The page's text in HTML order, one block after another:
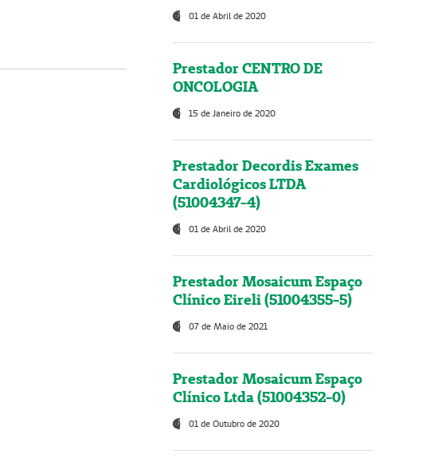
01 de Abril de 2020
Prestador CENTRO DE
ONCOLOGIA
15 de Janeiro de 2020
Prestador Decordis Exames
Cardiológicos LTDA
(51004347-4)
01 de Abril de 2020
Prestador Mosaicum Espaço
Clínico Eireli (51004355-5)
07 de Maio de 2021
Prestador Mosaicum Espaço
Clínico Ltda (51004352-0)
01 de Outubro de 2020